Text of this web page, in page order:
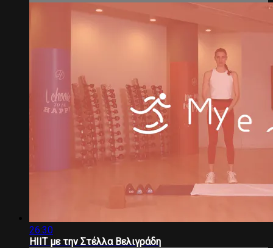
26:30
ΗΙΙΤ με την Στέλλα Βελιγράδη